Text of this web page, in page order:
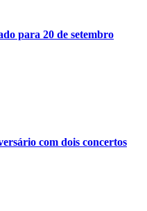
para 20 de setembro
com dois concertos